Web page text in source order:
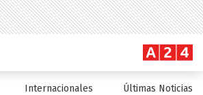
Internacionales Últimas Noticias